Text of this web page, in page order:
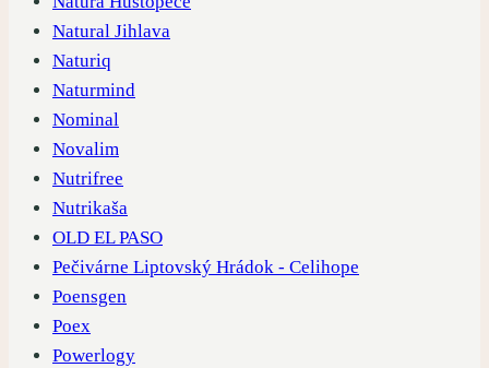
Natural Jihlava
Naturiq
Naturmind
Nominal
Novalim
Nutrifree
Nutrikaša
OLD EL PASO
Pečivárne Liptovský Hrádok - Celihope
Poensgen
Poex
Powerlogy